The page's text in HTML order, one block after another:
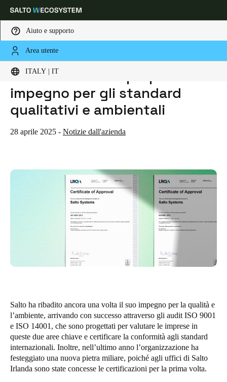
Aiuto e supporto
Area utente
ITALY | IT
Scegli la tua posizione e le impostazioni della lingua
Global Europe North America Caribbean -
Italy|Italiano
Deutsch
Italiano
France
Français
Netherlands
NederlandsEnglish
HOME
NOTIZIE
SALTO RIBADISCE IL PROPRIO IMPEGNO PER GLI STANDARD QUALITATIVI E AMBIENTALI
Salto ribadisce il proprio
impegno per gli standard
qualitativi e ambientali
28 aprile 2025 - Notizie dall'azienda
Salto ha ribadito ancora una volta il suo impegno per la qualità e
l’ambiente, arrivando con successo attraverso gli audit ISO 9001
e ISO 14001, che sono progettati per valutare le imprese in
queste due aree chiave e certificare la conformità agli standard
internazionali. Inoltre, nell’ultimo anno l’organizzazione ha
festeggiato una nuova pietra miliare, poiché agli uffici di Salto
Irlanda sono state concesse le certificazioni per la prima volta.